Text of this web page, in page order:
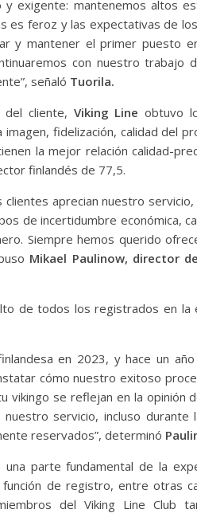
y exigente: mantenemos altos
es feroz y las expectativas de
y mantener el primer puesto
con nuestro trabajo
señaló Tuorila.
cliente, Viking Line obtuvo
fidelización, calidad del
la mejor relación calidad-
finlandés de 77,5.
aprecian nuestro
de incertidumbre económica,
Siempre hemos querido
Mikael Paulinow, director
de todos los registrados en la
en 2023, y hace un
cómo nuestro exitoso
se reflejan en la opinión
servicio, incluso
reservados”, determinó
una parte fundamental de la
función de registro, entre otras
del Viking Line Club